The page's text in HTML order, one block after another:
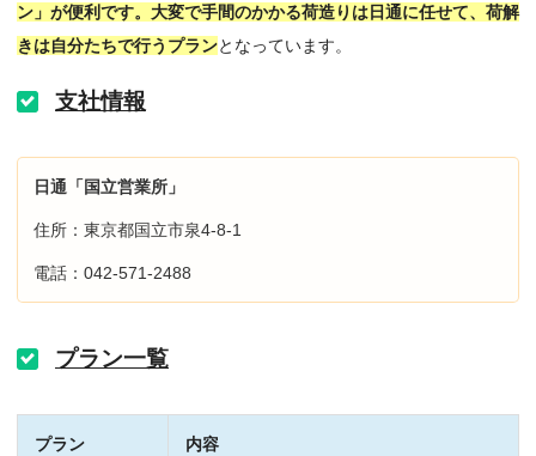
ン」が便利です。大変で手間のかかる荷造りは日通に任せて、荷解
きは自分たちで行うプランとなっています。
支社情報
日通「国立営業所」
住所：東京都国立市泉4-8-1
電話：042-571-2488
プラン一覧
プラン 内容